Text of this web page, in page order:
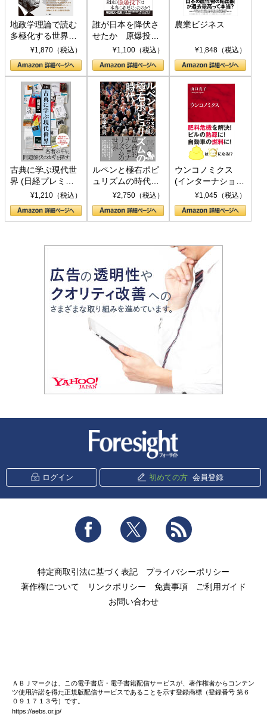
地政学理論で読む
多極化する世界：
トランプとBRICS
の挑戦
¥1,870（税込）
誰が日本を降伏さ
せたか 原爆投
下、ソ連参戦、そ
して聖断 (PHP新
書)
¥1,100（税込）
農業ビジネス
¥1,848（税込）
古典に学ぶ現代世
界 (日経プレミア
シリーズ)¥1,210（税込）
ルペンと極右ポピ
ュリズムの時代：
〈ヤヌス〉の二つ
の顔
¥2,750（税込）
ウンコノミクス
(インターナショナ
ル新書)¥1,045（税込）
ログイン 初めての方 会員登録
Facebook Twitter
特定商取引法に基づく表記
プライバシーポリシー
著作権について
リンクポリシー 免責事項
ご利用ガイド
お問い合わせ
ＡＢＪマークは、この電子書店・電子書籍配信サービスが、著作権者からコンテン
ツ使用許諾を得た正規版配信サービスであることを示す登録商標（登録番号 第６
０９１７１３号）です。
https://aebs.or.jp/